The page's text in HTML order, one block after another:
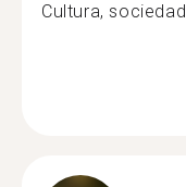
Cultura,